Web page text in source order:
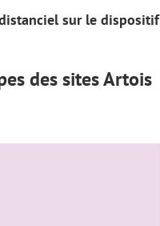
distanciel sur le dispositif
des sites Artois